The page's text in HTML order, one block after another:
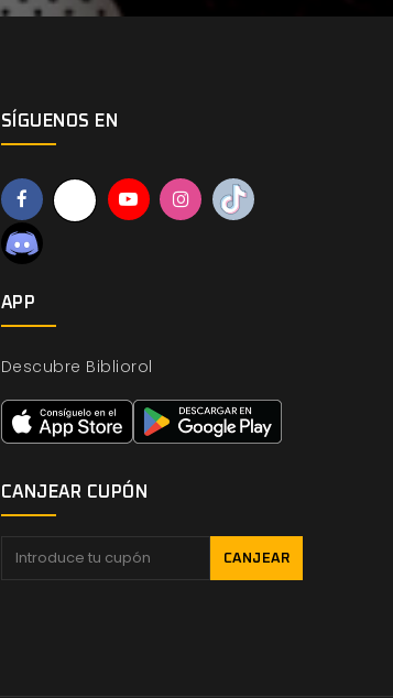
SÍGUENOS EN
APP
Descubre Bibliorol
CANJEAR CUPÓN
CANJEAR